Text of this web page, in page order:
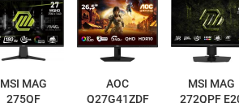
MSI MAG
275QF
AOC
Q27G41ZDF
MSI MAG
272QPF